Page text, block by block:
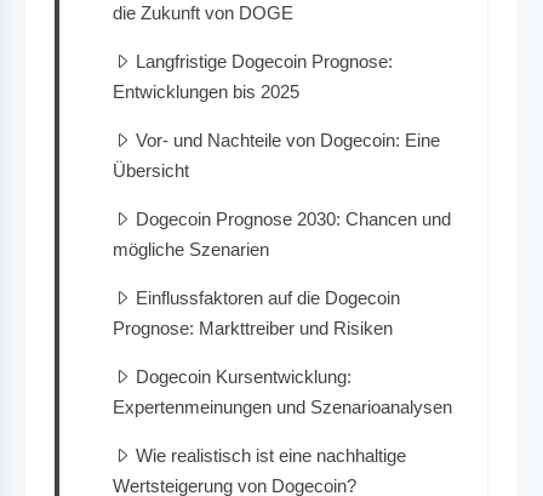
die Zukunft von DOGE
Langfristige Dogecoin Prognose:
Entwicklungen bis 2025
Vor- und Nachteile von Dogecoin: Eine
Übersicht
Dogecoin Prognose 2030: Chancen und
mögliche Szenarien
Einflussfaktoren auf die Dogecoin
Prognose: Markttreiber und Risiken
Dogecoin Kursentwicklung:
Expertenmeinungen und Szenarioanalysen
Wie realistisch ist eine nachhaltige
Wertsteigerung von Dogecoin?